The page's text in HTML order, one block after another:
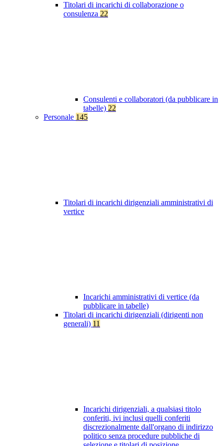
Titolari di incarichi di collaborazione o
consulenza 22
Consulenti e collaboratori (da pubblicare in
tabelle) 22
Personale 145
Titolari di incarichi dirigenziali amministrativi di
vertice
Incarichi amministrativi di vertice (da
pubblicare in tabelle)
Titolari di incarichi dirigenziali (dirigenti non
generali) 11
Incarichi dirigenziali, a qualsiasi titolo
conferiti, ivi inclusi quelli conferiti
discrezionalmente dall'organo di indirizzo
politico senza procedure pubbliche di